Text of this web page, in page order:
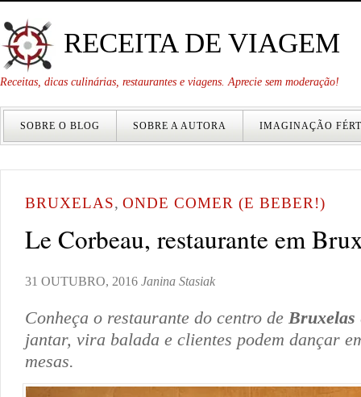
RECEITA DE VIAGEM
Receitas, dicas culinárias, restaurantes e viagens. Aprecie sem moderação!
SOBRE O BLOG SOBRE A AUTORA IMAGINAÇÃO
BRUXELAS, ONDE COMER (E BEBER!)
Le Corbeau, restaurante em
31 OUTUBRO, 2016 Janina Stasiak
Conheça o restaurante do centro de Bruxelas
jantar, vira balada e clientes podem dançar
mesas.